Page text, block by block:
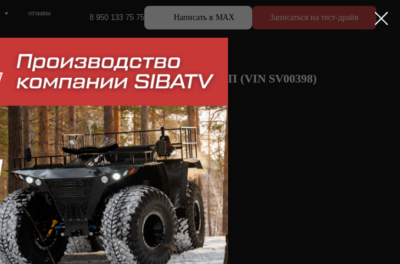
отзывы
8 950 133 75 75 Написать в MAX Записаться на тест-драйв
Снегоболотоход СВ-418 ПРОФИ ПИКАП (VIN SV00398)
2 800 000 р./1 шт
Заказать вездеход
1. Двигатель Honda R18 А б/у
2. АКПП 5 передач б/у
3. Раздаточная коробка БТР-60 б/у
4. Длинная база +55 см.
5. Кузов ПИКАП
6. Шины АРКТИКТРАНС Я-673 1300*700